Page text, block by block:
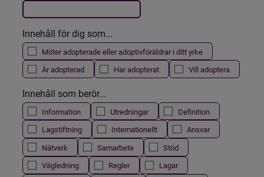
Innehåll för dig som...
Möter adopterade eller adoptivföräldrar i ditt yrke
Är adopterad
Har adopterat Vill adoptera
Innehåll som berör...
Information Utredningar
Definition
Lagstiftning
Internationellt
Ansvar
Nätverk
Samarbete
Stöd
Vägledning
Regler
Lagar